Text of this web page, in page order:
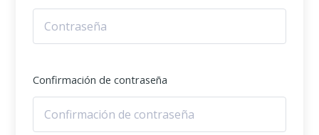
Confirmación de contraseña